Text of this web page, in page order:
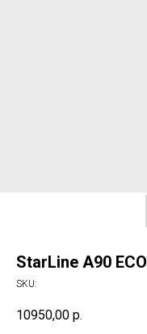
StarLine A90 ECO
SKU:
10950,00 р.